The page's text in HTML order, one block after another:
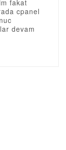
fakat
cpanel
devam